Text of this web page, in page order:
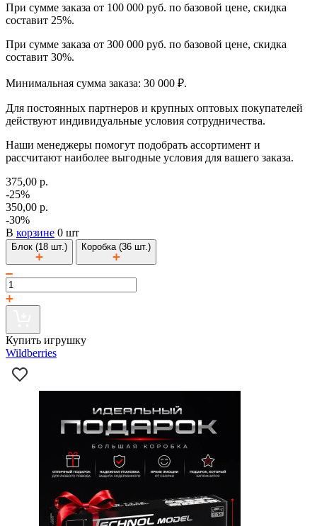
При сумме заказа от 100 000 руб. по базовой цене, скидка
составит 25%.
При сумме заказа от 300 000 руб. по базовой цене, скидка
составит 30%.
Минимальная сумма заказа: 30 000 ₽.
Для постоянных партнеров и крупных оптовых покупателей
действуют индивидуальные условия сотрудничества.
Наши менеджеры помогут подобрать ассортимент и
рассчитают наиболее выгодные условия для вашего заказа.
375,00 р.
-25%
350,00 р.
-30%
В корзине 0 шт
Блок (18 шт.) Коробка (36 шт.)
Купить игрушку
Wildberries